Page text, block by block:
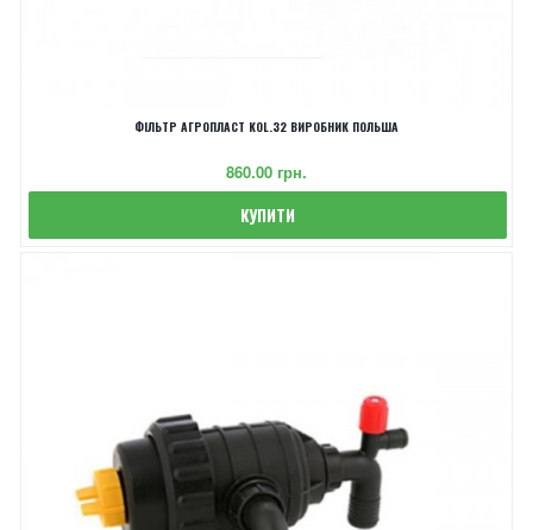
ФІЛЬТР АГРОПЛАСТ KOL.32 ВИРОБНИК ПОЛЬША
‎860.00 грн.
КУПИТИ